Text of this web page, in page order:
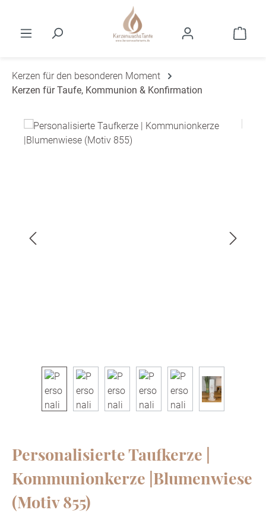
Kerzen für den besonderen Moment
Kerzen für Taufe, Kommunion & Konfirmation
Bildergalerie überspringen
Personalisierte Taufkerze |
Kommunionkerze |Blumenwiese
(Motiv 855)